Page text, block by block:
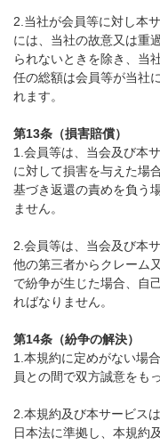
2.当社が会員等に対し本
には、当社の故意又は重
られないときを除き、当
任の総額は会員等が当社
れます。
第13条（損害賠償）
1.会員等は、当会及び本
に対して損害を与えた場
基づき返還の責めを負う
ません。
2.会員等は、当会及び本
他の第三者からクレーム
で紛争が生じた場合、自
ればなりません。
第14条（紛争の解決）
1.本規約に定めがない場
員との間で双方誠意をも
2.本規約及び本サービス
日本法に準拠し、本規約